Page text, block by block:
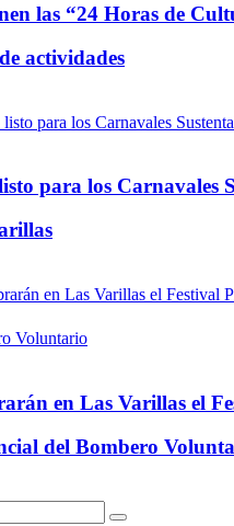
las “24 Horas de
actividades
para los Carnavales
en Las Varillas el
del Bombero